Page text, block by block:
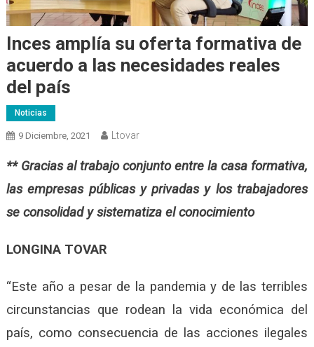
Inces amplía su oferta formativa de
acuerdo a las necesidades reales
del país
Noticias
9 Diciembre, 2021 Ltovar
** Gracias al trabajo conjunto entre la casa formativa,
las empresas públicas y privadas y los trabajadores
se consolidad y sistematiza el conocimiento
LONGINA TOVAR
“Este año a pesar de la pandemia y de las terribles
circunstancias que rodean la vida económica del
país, como consecuencia de las acciones ilegales